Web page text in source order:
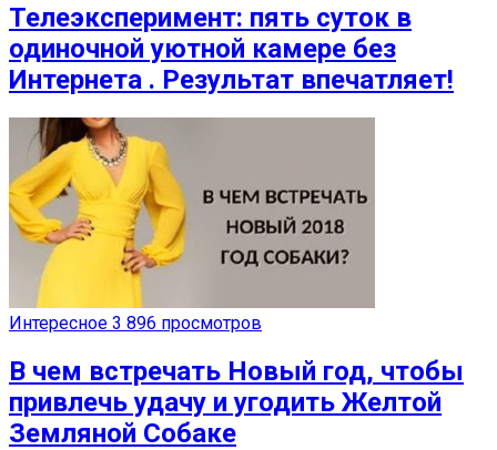
Телеэксперимент: пять суток в
одиночной уютной камере без
Интернета . Результат впечатляет!
Интересное 3 896 просмотров
В чем встречать Новый год, чтобы
привлечь удачу и угодить Желтой
Земляной Собаке